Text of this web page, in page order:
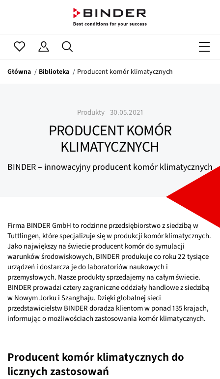
Główna Biblioteka Producent komór klimatycznych
Produkty 30.05.2021
PRODUCENT KOMÓR
KLIMATYCZNYCH
BINDER – innowacyjny producent komór klimatycznych
Firma BINDER GmbH to rodzinne przedsiębiorstwo z siedzibą w
Tuttlingen, które specjalizuje się w produkcji komór klimatycznych.
Jako największy na świecie producent komór do symulacji
warunków środowiskowych, BINDER produkuje co roku 22 tysiące
urządzeń i dostarcza je do laboratoriów naukowych i
przemysłowych. Nasze produkty sprzedajemy na całym świecie.
BINDER prowadzi cztery zagraniczne oddziały handlowe z siedzibą
w Nowym Jorku i Szanghaju. Dzięki globalnej sieci
przedstawicielstw BINDER doradza klientom w ponad 135 krajach,
informując o możliwościach zastosowania komór klimatycznych.
Producent komór klimatycznych do
licznych zastosowań